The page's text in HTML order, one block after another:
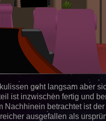
geht langsam aber
ist inzwischen fertig und
Nachhinein betrachtet ist
ausgefallen als